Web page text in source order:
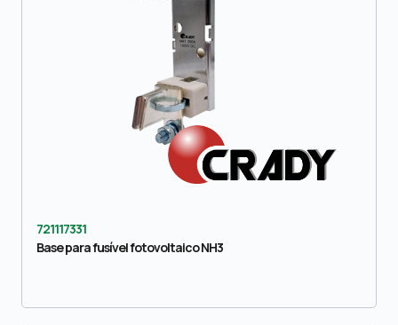
721117331
Base para fusível fotovoltaico NH3